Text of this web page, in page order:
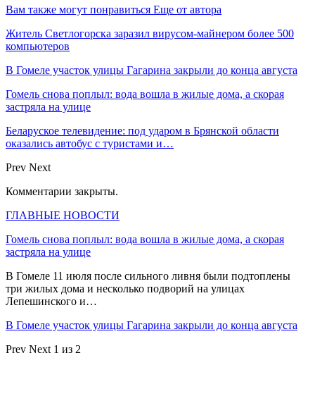
Вам также могут понравиться Еще от автора
Житель Светлогорска заразил вирусом-майнером более 500
компьютеров
В Гомеле участок улицы Гагарина закрыли до конца августа
Гомель снова поплыл: вода вошла в жилые дома, а скорая
застряла на улице
Беларуское телевидение: под ударом в Брянской области
оказались автобус с туристами и…
Prev Next
Комментарии закрыты.
ГЛАВНЫЕ НОВОСТИ
Гомель снова поплыл: вода вошла в жилые дома, а скорая
застряла на улице
В Гомеле 11 июля после сильного ливня были подтоплены
три жилых дома и несколько подворий на улицах
Лепешинского и…
В Гомеле участок улицы Гагарина закрыли до конца августа
Prev Next 1 из 2